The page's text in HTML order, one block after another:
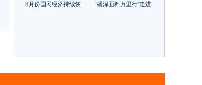
8月份国民经济持续恢
“盛泽面料万里行”走进